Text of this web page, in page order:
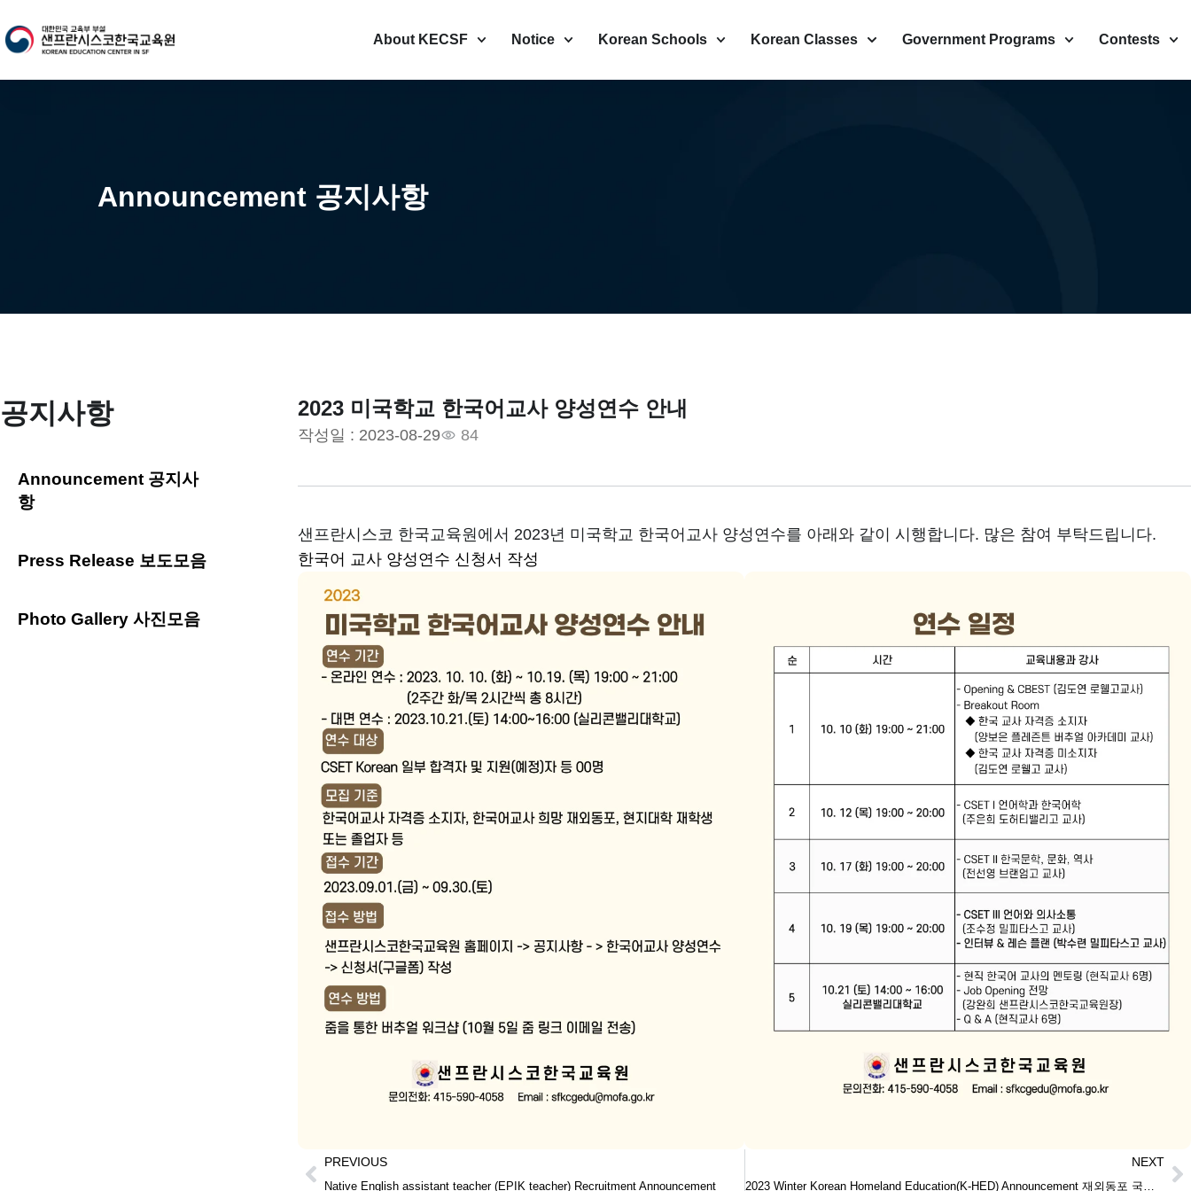
About KECSF Notice Korean Schools Korean Classes Government Programs Contests
Announcement 공지사항
공지사항
Announcement 공지사
항
Press Release 보도모음
Photo Gallery 사진모음
2023 미국학교 한국어교사 양성연수 안내
작성일 : 2023-08-29 84
샌프란시스코 한국교육원에서 2023년 미국학교 한국어교사 양성연수를 아래와 같이 시행합니다. 많은 참여 부탁드립니다.
한국어 교사 양성연수 신청서 작성
PREVIOUS
Native English assistant teacher (EPIK teacher) Recruitment Announcement
NEXT
2023 Winter Korean Homeland Education(K-HED) Announcement 재외동포 국내교육과정 모집안내